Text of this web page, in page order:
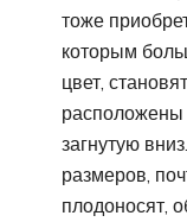
тоже
которым
цвет,
загнутую
размеров,
плодоносят,